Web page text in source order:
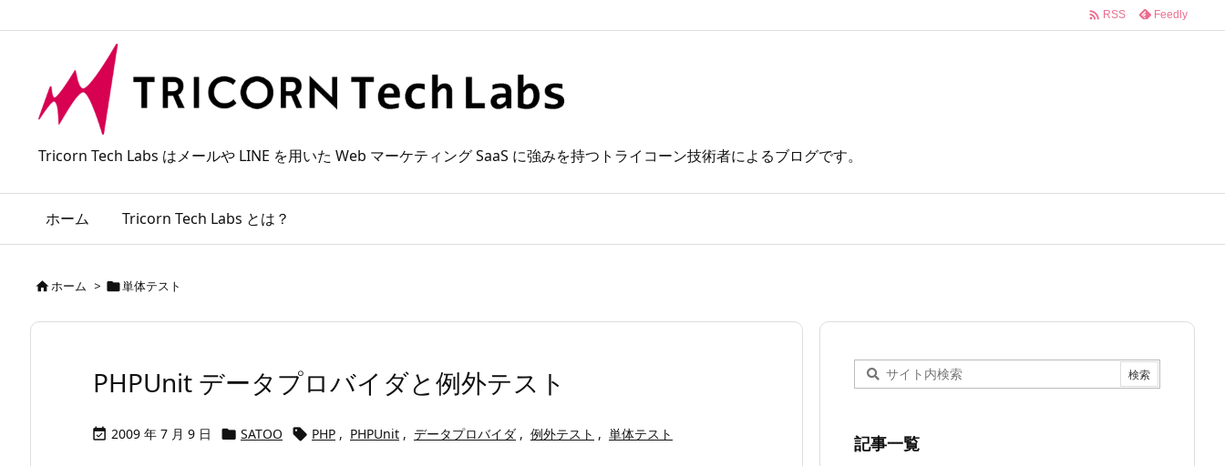
Tricorn Tech Labs はメールや LINE を用いた Web マーケティング SaaS に強みを持つトライコーン技術者によるブログです。
ホーム Tricorn Tech Labs とは？
 RSS Feedly
ホーム > 単体テスト
PHPUnit データプロバイダと例外テスト
 2009 年 7 月 9 日  SATOO  PHP , PHPUnit , データプロバイダ , 例外テスト , 単体テスト 記事一覧